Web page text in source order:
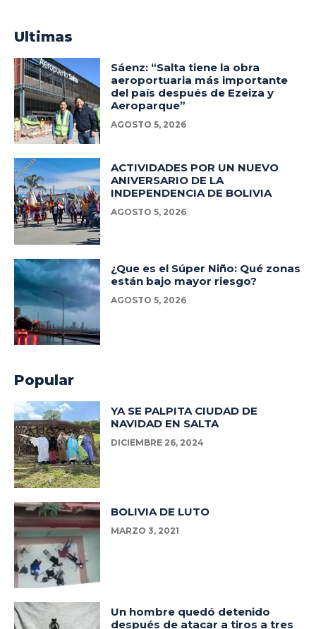
Ultimas
Sáenz: “Salta tiene la obra
aeroportuaria más importante
del país después de Ezeiza y
Aeroparque”
AGOSTO 5, 2026
ACTIVIDADES POR UN NUEVO
ANIVERSARIO DE LA
INDEPENDENCIA DE BOLIVIA
AGOSTO 5, 2026
¿Que es el Súper Niño: Qué zonas
están bajo mayor riesgo?
AGOSTO 5, 2026
Popular
YA SE PALPITA CIUDAD DE
NAVIDAD EN SALTA
DICIEMBRE 26, 2024
BOLIVIA DE LUTO
MARZO 3, 2021
Un hombre quedó detenido
después de atacar a tiros a tres